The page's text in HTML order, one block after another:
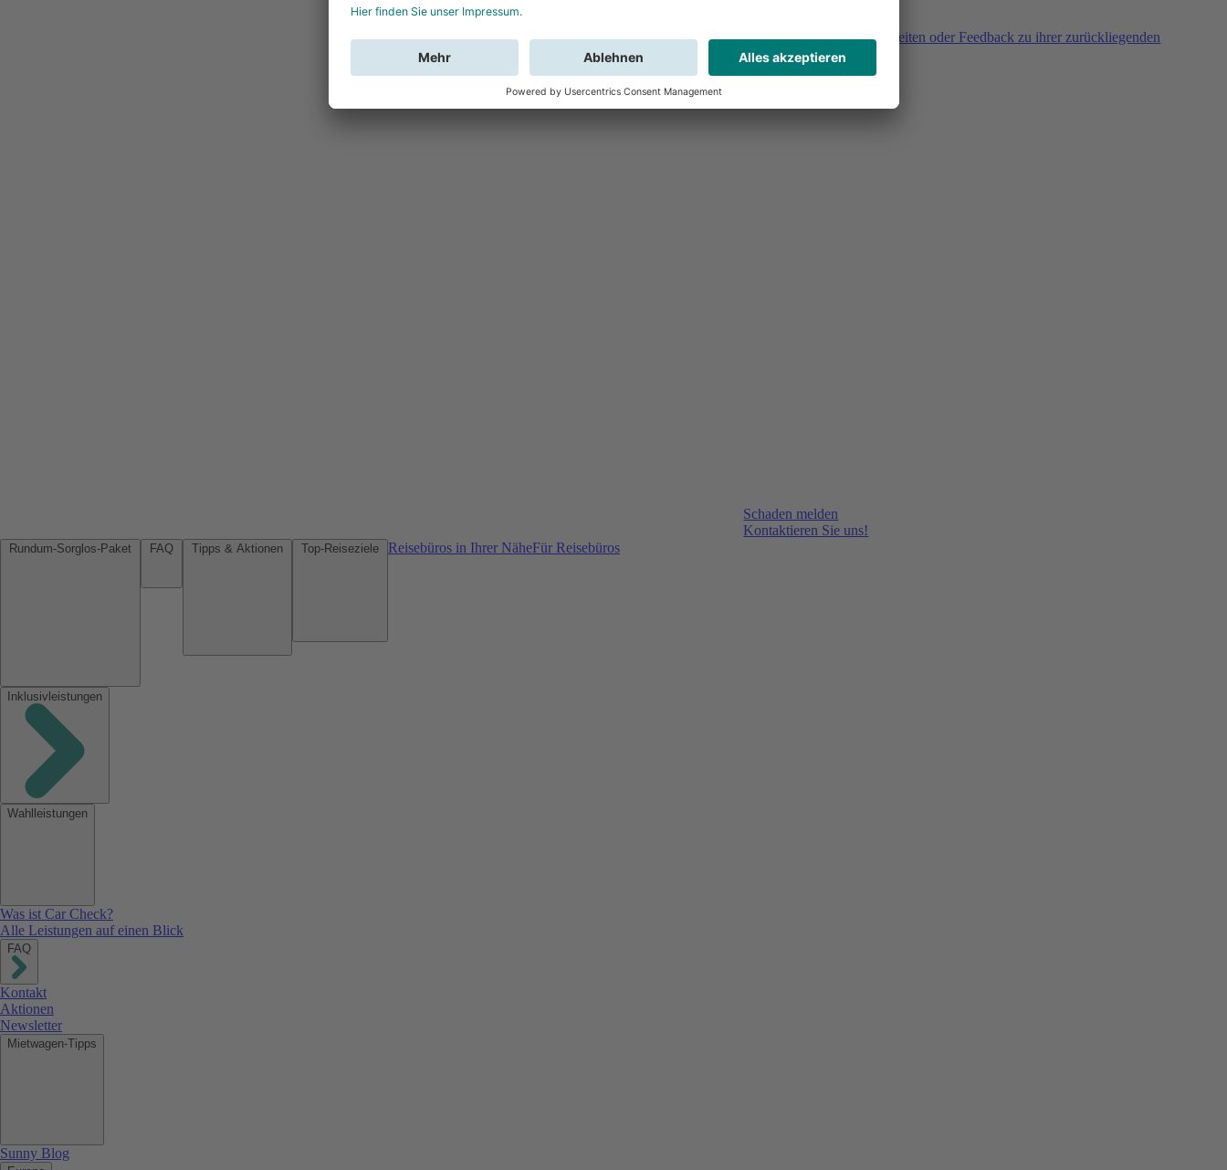
Sie haben Fragen, Unklarheiten oder Feedback zu ihrer zurückliegenden
Buchung?
Schaden melden
Kontaktieren Sie uns!
Reisebüros in Ihrer NäheFür Reisebüros
Inklusivleistungen
Wahlleistungen
Was ist Car Check?
Alle Leistungen auf einen Blick
FAQ
Kontakt
Aktionen
Newsletter
Mietwagen-Tipps
Sunny Blog